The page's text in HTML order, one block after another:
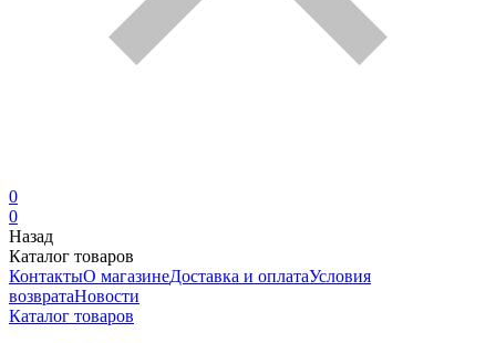
0
0
Назад
Каталог товаров
КонтактыО магазинеДоставка и оплатаУсловия
возвратаНовости
Каталог товаров